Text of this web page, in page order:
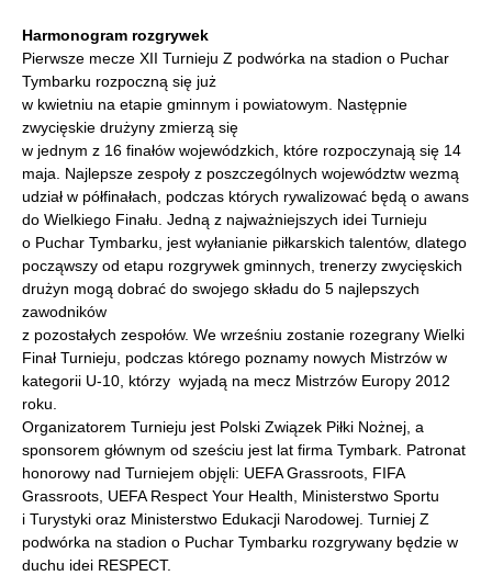
Harmonogram rozgrywek
Pierwsze mecze XII Turnieju Z podwórka na stadion o Puchar
Tymbarku rozpoczną się już
w kwietniu na etapie gminnym i powiatowym. Następnie
zwycięskie drużyny zmierzą się
w jednym z 16 finałów wojewódzkich, które rozpoczynają się 14
maja. Najlepsze zespoły z poszczególnych województw wezmą
udział w półfinałach, podczas których rywalizować będą o awans
do Wielkiego Finału. Jedną z najważniejszych idei Turnieju
o Puchar Tymbarku, jest wyłanianie piłkarskich talentów, dlatego
począwszy od etapu rozgrywek gminnych, trenerzy zwycięskich
drużyn mogą dobrać do swojego składu do 5 najlepszych
zawodników
z pozostałych zespołów. We wrześniu zostanie rozegrany Wielki
Finał Turnieju, podczas którego poznamy nowych Mistrzów w
kategorii U-10, którzy wyjadą na mecz Mistrzów Europy 2012
roku.
Organizatorem Turnieju jest Polski Związek Piłki Nożnej, a
sponsorem głównym od sześciu jest lat firma Tymbark. Patronat
honorowy nad Turniejem objęli: UEFA Grassroots, FIFA
Grassroots, UEFA Respect Your Health, Ministerstwo Sportu
i Turystyki oraz Ministerstwo Edukacji Narodowej. Turniej Z
podwórka na stadion o Puchar Tymbarku rozgrywany będzie w
duchu idei RESPECT.